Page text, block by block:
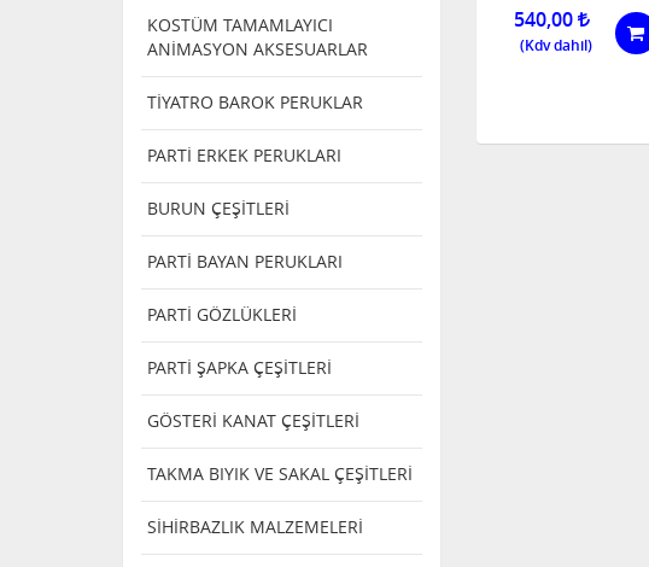
KOSTÜM TAMAMLAYICI
ANİMASYON AKSESUARLAR
TİYATRO BAROK PERUKLAR
PARTİ ERKEK PERUKLARI
BURUN ÇEŞİTLERİ
PARTİ BAYAN PERUKLARI
PARTİ GÖZLÜKLERİ
PARTİ ŞAPKA ÇEŞİTLERİ
GÖSTERİ KANAT ÇEŞİTLERİ
TAKMA BIYIK VE SAKAL ÇEŞİTLERİ
SİHİRBAZLIK MALZEMELERİ
TÜKENDİ TÜKENDİ 540,00